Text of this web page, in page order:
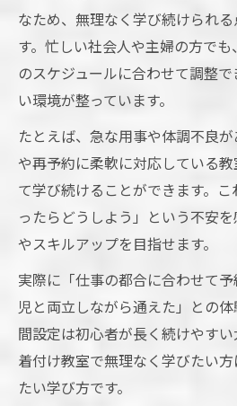
なため、無理なく学び続けられ
す。忙しい社会人や主婦の方で
のスケジュールに合わせて調整
い環境が整っています。
たとえば、急な用事や体調不良
や再予約に柔軟に対応している
て学び続けることができます。
ったらどうしよう」という不安
やスキルアップを目指せます。
実際に「仕事の都合に合わせて
児と両立しながら通えた」との
間設定は初心者が長く続けやすい
着付け教室で無理なく学びたい
たい学び方です。